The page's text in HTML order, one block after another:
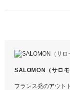
SALOMON（サロモ
フランス発のアウト